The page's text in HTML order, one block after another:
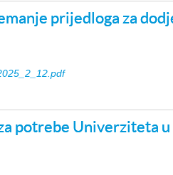
prijedloga za
potrebe Univerziteta